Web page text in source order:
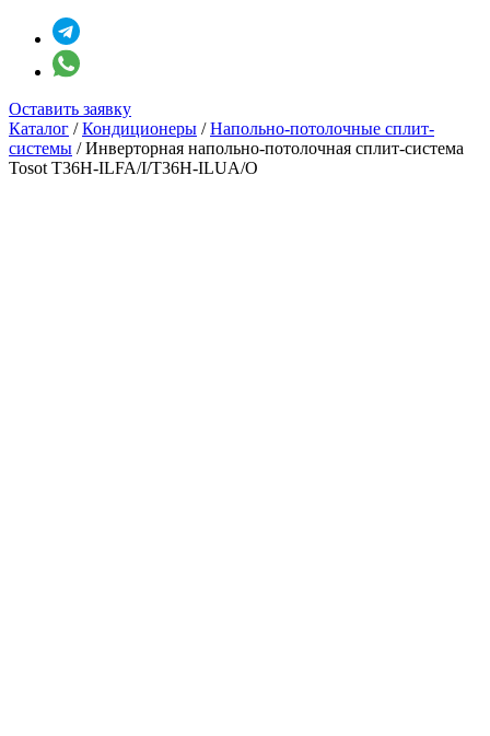
Оставить заявку
Каталог /Кондиционеры /Напольно-потолочные сплит-
системы /Инверторная напольно-потолочная сплит-система
Tosot T36H-ILFA/I/T36H-ILUA/O